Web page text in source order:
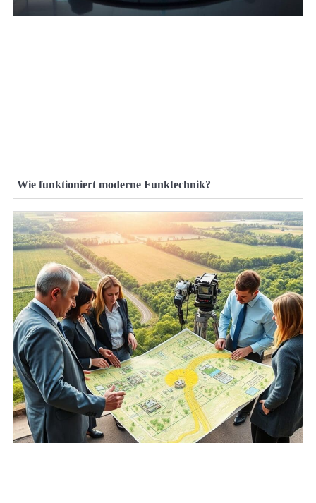
Wie funktioniert moderne Funktechnik?